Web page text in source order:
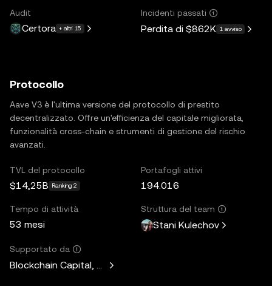
Audit
Certora + altri 15
Incidenti passati
Perdita di $862K 1 avviso
Protocollo
Aave V3 è l'ultima versione del protocollo di prestito
decentralizzato. Offre un'efficienza del capitale migliorata,
funzionalità cross-chain e strumenti di gestione del rischio
avanzati.
TVL del protocollo
$14,25B Ranking 2
Portafogli attivi
194.016
Tempo di attività
53 mesi
Struttura del team
Stani Kulechov
Supportato da
Blockchain Capital, Standard Crypto, Blockchain.com